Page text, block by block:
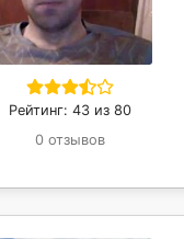
Рейтинг: 43 из 80
0 отзывов